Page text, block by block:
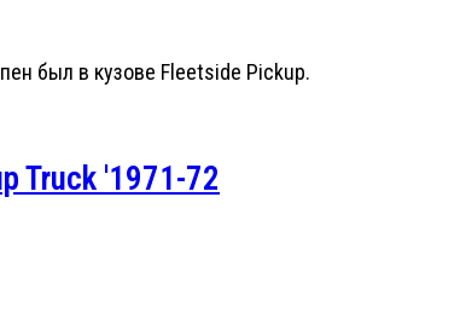
был в кузове Fleetside Pickup.
Truck '1971-72